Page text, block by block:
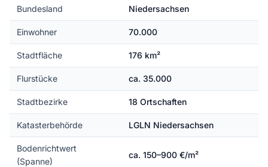
Bundesland Niedersachsen
Einwohner 70.000
Stadtfläche 176 km²
Flurstücke ca. 35.000
Stadtbezirke 18 Ortschaften
Katasterbehörde LGLN Niedersachsen
Bodenrichtwert
(Spanne)
ca. 150–900 €/m²